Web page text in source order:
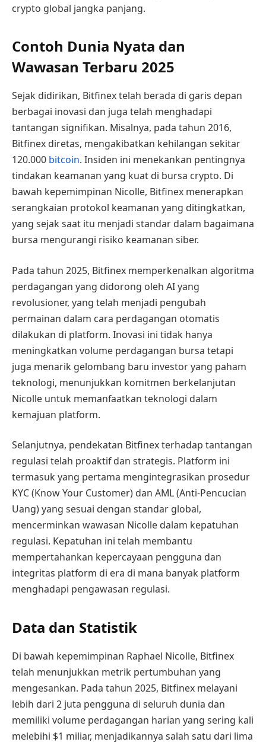
crypto global jangka panjang.
Contoh Dunia Nyata dan
Wawasan Terbaru 2025
Sejak didirikan, Bitfinex telah berada di garis depan
berbagai inovasi dan juga telah menghadapi
tantangan signifikan. Misalnya, pada tahun 2016,
Bitfinex diretas, mengakibatkan kehilangan sekitar
120.000 bitcoin. Insiden ini menekankan pentingnya
tindakan keamanan yang kuat di bursa crypto. Di
bawah kepemimpinan Nicolle, Bitfinex menerapkan
serangkaian protokol keamanan yang ditingkatkan,
yang sejak saat itu menjadi standar dalam bagaimana
bursa mengurangi risiko keamanan siber.
Pada tahun 2025, Bitfinex memperkenalkan algoritma
perdagangan yang didorong oleh AI yang
revolusioner, yang telah menjadi pengubah
permainan dalam cara perdagangan otomatis
dilakukan di platform. Inovasi ini tidak hanya
meningkatkan volume perdagangan bursa tetapi
juga menarik gelombang baru investor yang paham
teknologi, menunjukkan komitmen berkelanjutan
Nicolle untuk memanfaatkan teknologi dalam
kemajuan platform.
Selanjutnya, pendekatan Bitfinex terhadap tantangan
regulasi telah proaktif dan strategis. Platform ini
termasuk yang pertama mengintegrasikan prosedur
KYC (Know Your Customer) dan AML (Anti-Pencucian
Uang) yang sesuai dengan standar global,
mencerminkan wawasan Nicolle dalam kepatuhan
regulasi. Kepatuhan ini telah membantu
mempertahankan kepercayaan pengguna dan
integritas platform di era di mana banyak platform
menghadapi pengawasan regulasi.
Data dan Statistik
Di bawah kepemimpinan Raphael Nicolle, Bitfinex
telah menunjukkan metrik pertumbuhan yang
mengesankan. Pada tahun 2025, Bitfinex melayani
lebih dari 2 juta pengguna di seluruh dunia dan
memiliki volume perdagangan harian yang sering kali
melebihi $1 miliar, menjadikannya salah satu dari lima